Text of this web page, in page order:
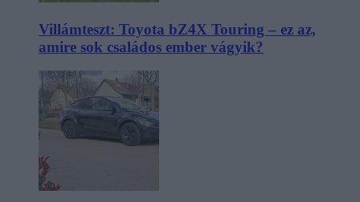
Villámteszt: Toyota bZ4X Touring – ez az,
amire sok családos ember vágyik?